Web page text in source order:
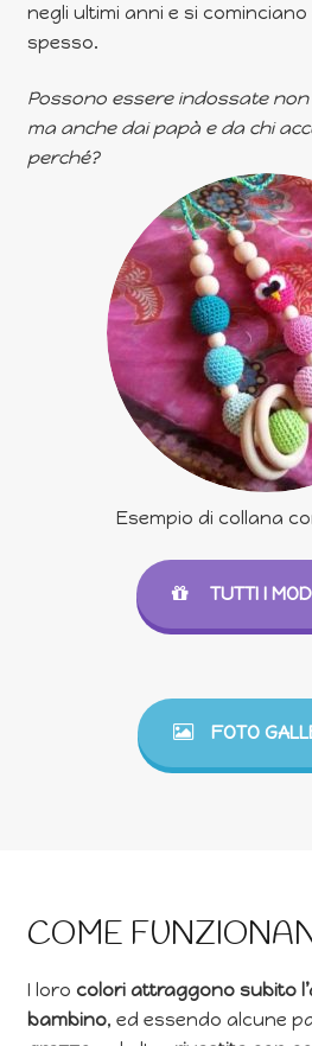
negli ultimi anni e si
spesso.
Possono essere indossate non
ma anche dai papà e da chi
perché?
Esempio di collana
TUTTI I
FOTO
COME
I loro colori attraggono subito
bambino, ed essendo alcune